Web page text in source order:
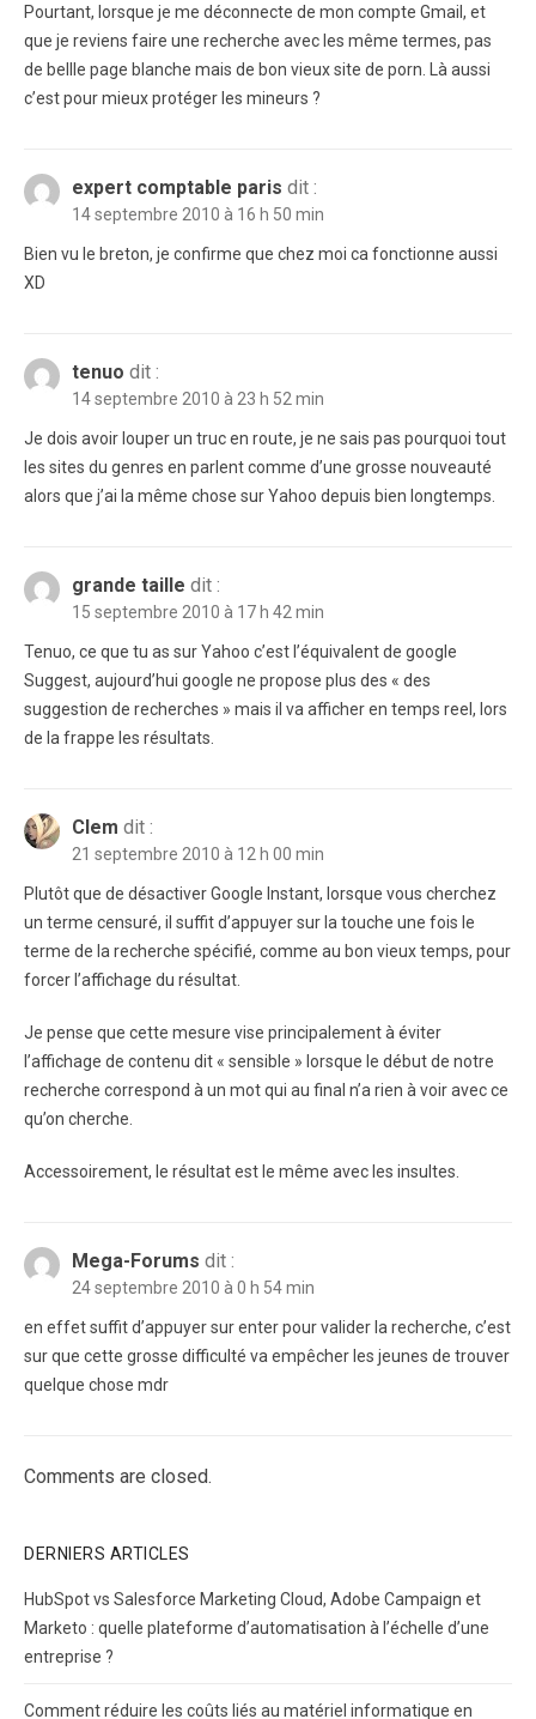
Pourtant, lorsque je me déconnecte de mon compte Gmail, et
que je reviens faire une recherche avec les même termes, pas
de bellle page blanche mais de bon vieux site de porn. Là aussi
c’est pour mieux protéger les mineurs ?
expert comptable paris dit :
14 septembre 2010 à 16 h 50 min
Bien vu le breton, je confirme que chez moi ca fonctionne aussi
XD
tenuo dit :
14 septembre 2010 à 23 h 52 min
Je dois avoir louper un truc en route, je ne sais pas pourquoi tout
les sites du genres en parlent comme d’une grosse nouveauté
alors que j’ai la même chose sur Yahoo depuis bien longtemps.
grande taille dit :
15 septembre 2010 à 17 h 42 min
Tenuo, ce que tu as sur Yahoo c’est l’équivalent de google
Suggest, aujourd’hui google ne propose plus des « des
suggestion de recherches » mais il va afficher en temps reel, lors
de la frappe les résultats.
Clem dit :
21 septembre 2010 à 12 h 00 min
Plutôt que de désactiver Google Instant, lorsque vous cherchez
un terme censuré, il suffit d’appuyer sur la touche une fois le
terme de la recherche spécifié, comme au bon vieux temps, pour
forcer l’affichage du résultat.
Je pense que cette mesure vise principalement à éviter
l’affichage de contenu dit « sensible » lorsque le début de notre
recherche correspond à un mot qui au final n’a rien à voir avec ce
qu’on cherche.
Accessoirement, le résultat est le même avec les insultes.
Mega-Forums dit :
24 septembre 2010 à 0 h 54 min
en effet suffit d’appuyer sur enter pour valider la recherche, c’est
sur que cette grosse difficulté va empêcher les jeunes de trouver
quelque chose mdr
Comments are closed.
DERNIERS ARTICLES
HubSpot vs Salesforce Marketing Cloud, Adobe Campaign et
Marketo : quelle plateforme d’automatisation à l’échelle d’une
entreprise ?
Comment réduire les coûts liés au matériel informatique en